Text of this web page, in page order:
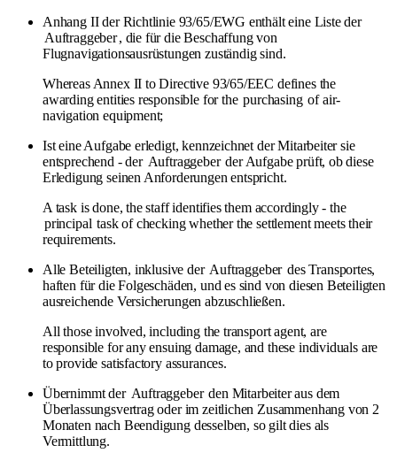
Anhang II der Richtlinie 93/65/EWG enthält eine Liste der
Auftraggeber, die für die Beschaffung von
Flugnavigationsausrüstungen zuständig sind.
Whereas Annex II to Directive 93/65/EEC defines the
awarding entities responsible for the purchasing of air-
navigation equipment;
Ist eine Aufgabe erledigt, kennzeichnet der Mitarbeiter sie
entsprechend - der Auftraggeber der Aufgabe prüft, ob diese
Erledigung seinen Anforderungen entspricht.
A task is done, the staff identifies them accordingly - the
principal task of checking whether the settlement meets their
requirements.
Alle Beteiligten, inklusive der Auftraggeber des Transportes,
haften für die Folgeschäden, und es sind von diesen Beteiligten
ausreichende Versicherungen abzuschließen.
All those involved, including the transport agent, are
responsible for any ensuing damage, and these individuals are
to provide satisfactory assurances.
Übernimmt der Auftraggeber den Mitarbeiter aus dem
Überlassungsvertrag oder im zeitlichen Zusammenhang von 2
Monaten nach Beendigung desselben, so gilt dies als
Vermittlung.